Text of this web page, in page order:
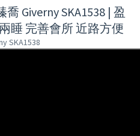
Giverny SKA1538 | 盈
睡 完善會所 近路方便
SKA1538